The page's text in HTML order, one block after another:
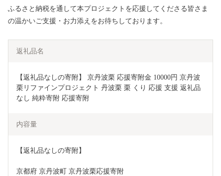
ふるさと納税を通して本プロジェクトを応援してくださる皆さま
の温かいご支援・お力添えをお待ちしております。
返礼品名
【返礼品なしの寄附】 京丹波栗 応援寄附金 10000円 京丹波
栗リファインプロジェクト 丹波栗 栗 くり 応援 支援 返礼品
なし 純粋寄附 応援寄附
内容量
【返礼品なしの寄附】
京都府 京丹波町 京丹波栗応援寄附